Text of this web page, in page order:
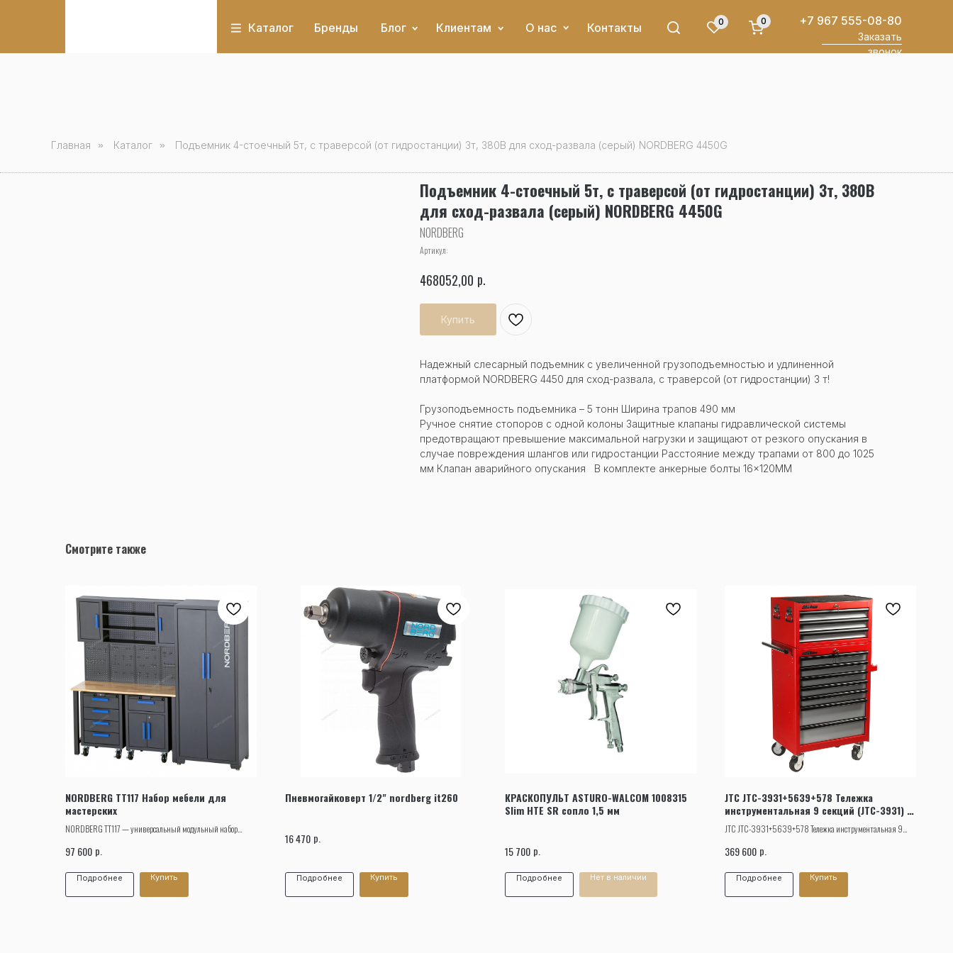
Контакты
Каталог 0 0 +7 967 555-08-80
Заказать
звонок
Клиентам О нас
Бренды Блог
Главная » Каталог » Подъемник 4-стоечный 5т, c траверсой (от гидростанции) 3т, 380В для сход-развала (серый) NORDBERG 4450G
Подъемник 4-стоечный 5т, c траверсой (от гидростанции) 3т, 380В
для сход-развала (серый) NORDBERG 4450G
NORDBERG
Артикул:
468052,00 р.
Купить
Надежный слесарный подъемник с увеличенной грузоподъемностью и удлиненной
платформой NORDBERG 4450 для сход-развала, c траверсой (от гидростанции) 3 т!
Грузоподъемность подъемника – 5 тонн Ширина трапов 490 мм
Ручное снятие стопоров с одной колоны Защитные клапаны гидравлической системы
предотвращают превышение максимальной нагрузки и защищают от резкого опускания в
случае повреждения шлангов или гидростанции Расстояние между трапами от 800 до 1025
мм Клапан аварийного опускания В комплекте анкерные болты 16×120MM
Смотрите также
NORDBERG TT117 Набор мебели для
мастерских
NORDBERG TT117 — универсальный модульный набор
97 600 р.
Подробнее Купить
Пневмогайковерт 1/2" nordberg it260
16 470 р.
Подробнее Купить
КРАСКОПУЛЬТ ASTURO-WALCOM 1008315
Slim HTE SR сопло 1,5 мм
15 700 р.
Подробнее Нет в наличии
JTC JTC-3931+5639+578 Тележка
инструментальная 9 секций (JTC-3931) с
набором инструментов 578 предметов
JTC JTC-3931+5639+578 Тележка инструментальная 9
369 600 р.
Подробнее Купить